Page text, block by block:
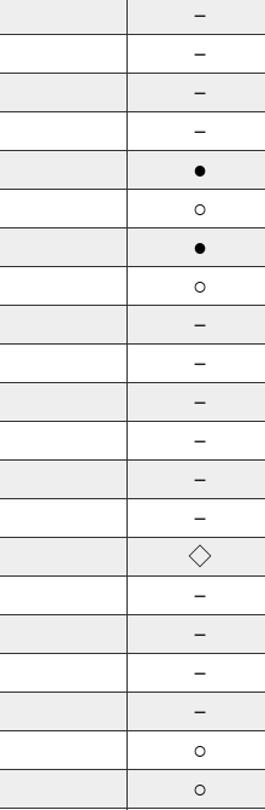
－
－
－
－
●
○
●
○
－
－
－
－
－
－
◇
－
－
－
－
○
○